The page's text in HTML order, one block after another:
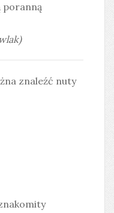
poranną
znaleźć nuty